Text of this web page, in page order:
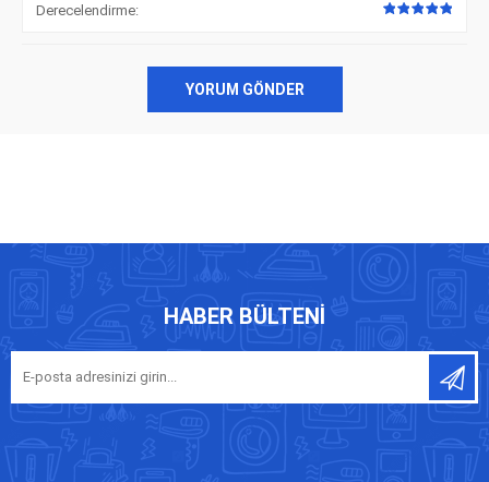
Derecelendirme:
YORUM GÖNDER
HABER BÜLTENI